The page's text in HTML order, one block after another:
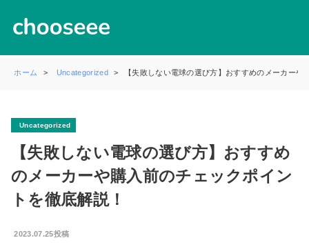
ホーム Uncategorized 【失敗しない電球の選び方】おすすめのメーカー
Uncategorized
【失敗しない電球の選び方】おすすめ
のメーカーや購入前のチェックポイン
トを徹底解説！
2023.07.25投稿